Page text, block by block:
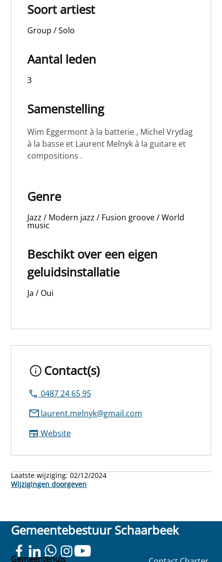
Soort artiest
Group / Solo
Aantal leden
3
Samenstelling
Wim Eggermont à la batterie , Michel Vrydag
à la basse et Laurent Melnyk à la guitare et
compositions .
Genre
Jazz / Modern jazz / Fusion groove / World
music
Beschikt over een eigen
geluidsinstallatie
Ja / Oui
Contact(s)
0487 24 65 95
laurent.melnyk@gmail.com
Website
Laatste wijziging:02/12/2024
Wijzigingen doorgeven
Gemeentebestuur Schaarbeek
Gemeentehuis